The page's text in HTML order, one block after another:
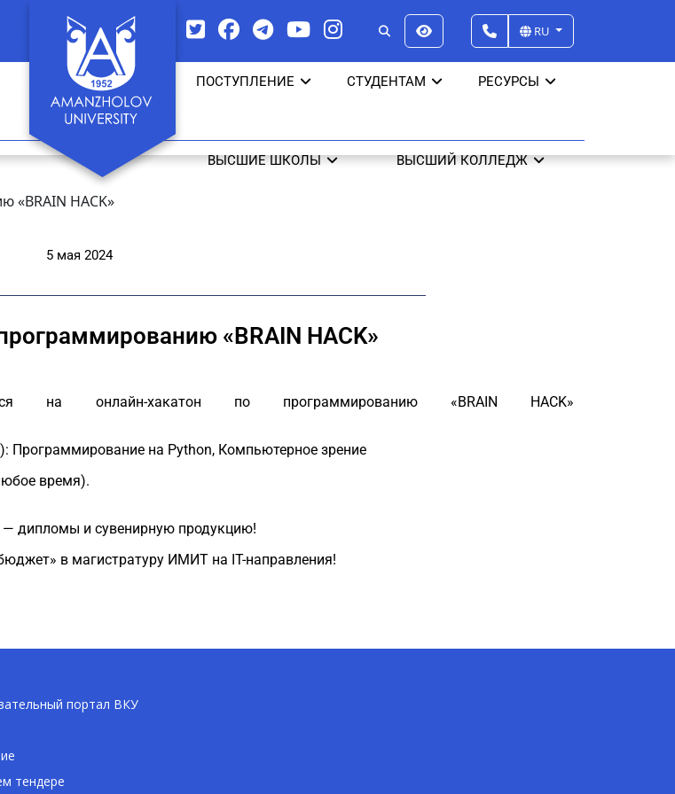
RU
ПОСТУПЛЕНИЕ СТУДЕНТАМ РЕСУРСЫ
ВЫСШИЕ ШКОЛЫ ВЫСШИЙ КОЛЛЕДЖ
«BRAIN HACK»
5 мая 2024
«BRAIN HACK»
на онлайн-хакатон по программированию «BRAIN HACK»
Программирование на Python, Компьютерное зрение
время).
— дипломы и сувенирную продукцию!
в магистратуру ИМИТ на IT-направления!
портал ВКУ
тендере